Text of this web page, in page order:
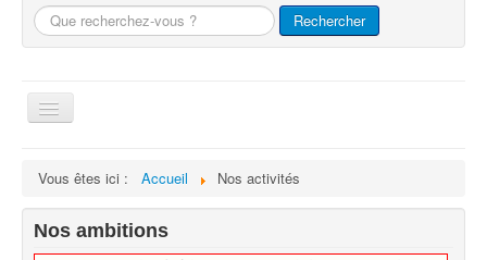
Que
recherchez-
vous
Rechercher
Basculer
la
Nos chiens
Vous êtes ici : Accueil Nos activités
Nos ambitions